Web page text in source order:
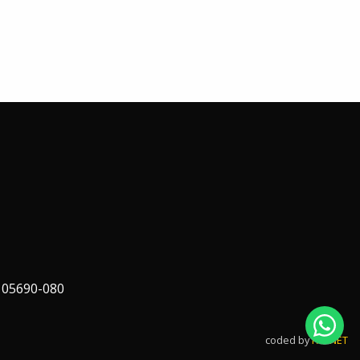
080
coded byFAPNET